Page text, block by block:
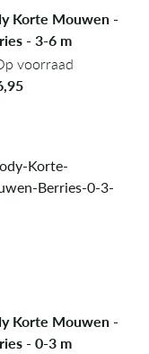
Korte Mouwen -
- 3-6 m
voorraad
voorraad
Korte Mouwen -
- 0-3 m